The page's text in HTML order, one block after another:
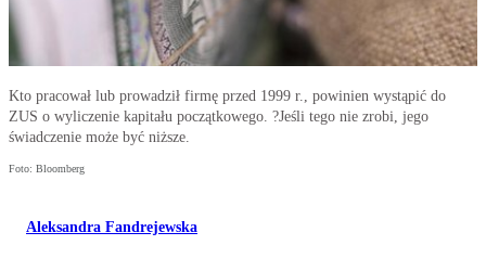
Kto pracował lub prowadził firmę przed 1999 r., powinien wystąpić do
ZUS o wyliczenie kapitału początkowego. ?Jeśli tego nie zrobi, jego
świadczenie może być niższe.
Foto: Bloomberg
Aleksandra Fandrejewska